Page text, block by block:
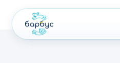
content